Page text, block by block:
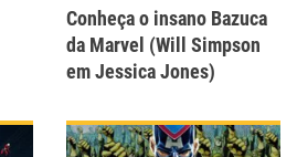
Conheça o insano Bazuca
da Marvel (Will Simpson
em Jessica Jones)